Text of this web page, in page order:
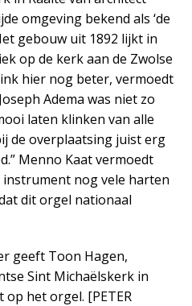
omgeving bekend als ‘de
gebouw uit 1892 lijkt in
op de kerk aan de Zwolse
hier nog beter, vermoedt
Adema was niet zo
laten klinken van alle
de overplaatsing juist erg
Menno Kaat vermoedt
nog vele harten
dit orgel nationaal
geeft Toon Hagen,
Sint Michaëlskerk in
het orgel. [PETER